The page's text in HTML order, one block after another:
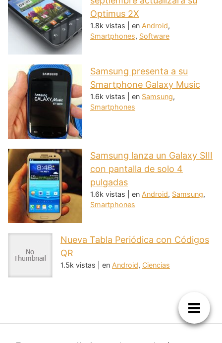
Optimus 2X
1.8k vistas en Android,
Smartphones, Software
Samsung presenta a su
Smartphone Galaxy Music
1.6k vistas en Samsung,
Smartphones
Samsung lanza un Galaxy SIII
con pantalla de solo 4
pulgadas
1.6k vistas en Android, Samsung,
Smartphones
Nueva Tabla Periódica con Códigos
QR
1.5k vistas en Android, Ciencias